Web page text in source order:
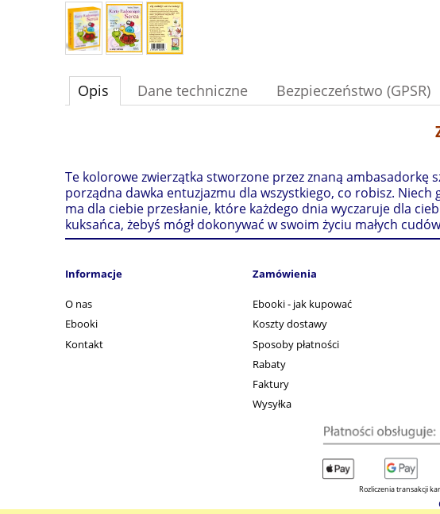
Opis Dane techniczne Bezpieczeństwo (GPSR)
Te kolorowe zwierzątka stworzone przez znaną ambasadorkę
porządna dawka entuzjazmu dla wszystkiego, co robisz.
ma dla ciebie przesłanie, które każdego dnia wyczaruje dla
kuksańca, żebyś mógł dokonywać w swoim życiu małych
Informacje
O nas
Ebooki
Kontakt
Zamówienia
Ebooki - jak kupować
Koszty dostawy
Sposoby płatności
Rabaty
Faktury
Wysyłka
Rozliczenia transakcji